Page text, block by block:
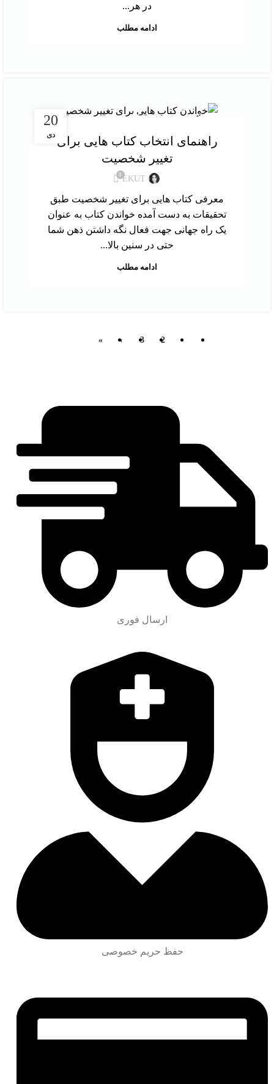
در هر...
ادامه مطلب
20
دی
معرفی کتاب,نقد و بررسی کتاب
راهنمای انتخاب کتاب هایی برای
تغییر شخصیت
EKUT
0
معرفی کتاب هایی برای تغییر شخصیت طبق
تحقیقات به دست آمده خواندن کتاب به عنوان
یک راه جهانی جهت فعال نگه داشتن ذهن شما
حتی در سنین بالا...
ادامه مطلب
1
2
3
›
»
ارسال فوری
حفظ حریم خصوصی